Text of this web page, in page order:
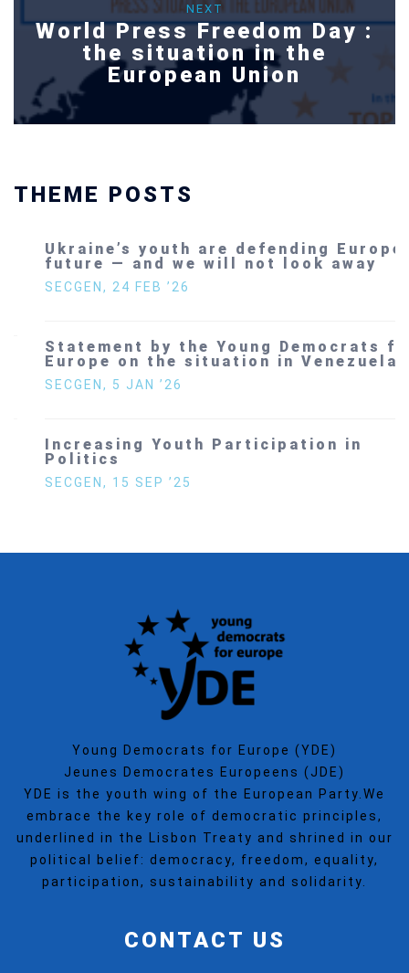
NEXT
World Press Freedom Day :
the situation in the
European Union
THEME POSTS
Ukraine’s youth are defending Europe’s
future — and we will not look away
SECGEN,24 FEB ’26
Statement by the Young Democrats for
Europe on the situation in Venezuela
SECGEN,5 JAN ’26
Increasing Youth Participation in
Politics
SECGEN,15 SEP ’25
Young Democrats for Europe (YDE)
Jeunes Democrates Europeens (JDE)
YDE is the youth wing of the European Party.We
embrace the key role of democratic principles,
underlined in the Lisbon Treaty and shrined in our
political belief: democracy, freedom, equality,
participation, sustainability and solidarity.
CONTACT US